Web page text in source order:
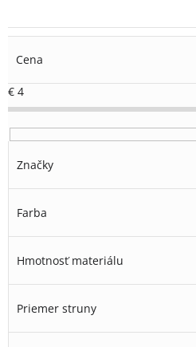
Cena
€ 4
Značky
Farba
Hmotnosť materiálu
Priemer struny